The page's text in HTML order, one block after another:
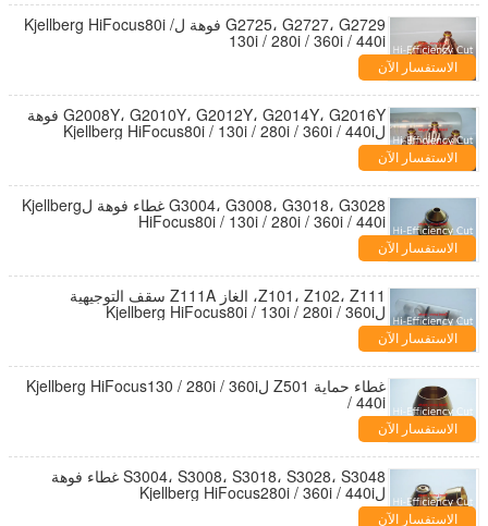
G2725، G2727، G2729 فوهة لKjellberg HiFocus80i /
130i / 280i / 360i / 440i
الاستفسار الآن
G2008Y، G2010Y، G2012Y، G2014Y، G2016Y فوهة
لKjellberg HiFocus80i / 130i / 280i / 360i / 440i
الاستفسار الآن
G3004، G3008، G3018، G3028 غطاء فوهة لKjellberg
HiFocus80i / 130i / 280i / 360i / 440i
الاستفسار الآن
Z101، Z102، Z111، الغاز Z111A سقف التوجيهية
لKjellberg HiFocus80i / 130i / 280i / 360i
الاستفسار الآن
غطاء حماية Z501 لKjellberg HiFocus130 / 280i / 360i
/ 440i
الاستفسار الآن
S3004، S3008، S3018، S3028، S3048 غطاء فوهة
لKjellberg HiFocus280i / 360i / 440i
الاستفسار الآن